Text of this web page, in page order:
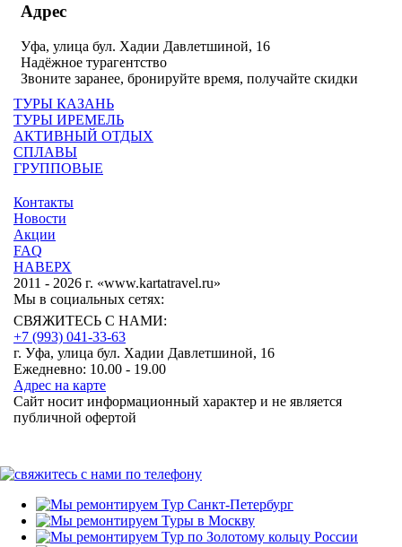
Адрес
Уфа, улица бул. Хадии Давлетшиной, 16
Надёжное турагентство
Звоните заранее, бронируйте время, получайте скидки
Контакты
Новости
Акции
FAQ
НАВЕРХ
2011 - 2026 г. «www.kartatravel.ru»
ТУРЫ КАЗАНЬ
ТУРЫ ИРЕМЕЛЬ
АКТИВНЫЙ ОТДЫХ
СПЛАВЫ
ГРУППОВЫЕ
Мы в социальных сетях:
СВЯЖИТЕСЬ С НАМИ:
+7 (993) 041-33-63
г. Уфа, улица бул. Хадии Давлетшиной, 16
Ежедневно: 10.00 - 19.00
Адрес на карте
Сайт носит информационный характер и не является
публичной офертой